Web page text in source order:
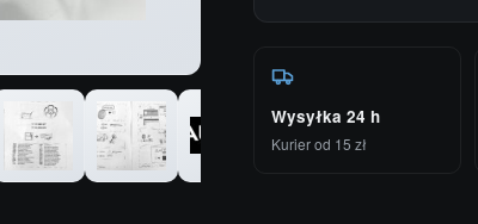
Wysyłka 24 h
Kurier od 15 zł